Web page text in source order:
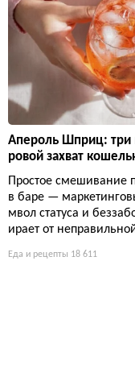
Апероль Шприц: три
ровой захват
Простое смешивание
в баре —
мвол статуса и
ирает от
Еда и рецепты 18 611